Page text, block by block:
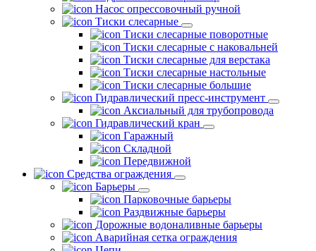
Насос опрессовочный ручной
Тиски слесарные
Тиски слесарные поворотные
Тиски слесарные с наковальней
Тиски слесарные для верстака
Тиски слесарные настольные
Тиски слесарные большие
Гидравлический пресс-инструмент
Аксиальный для трубопровода
Гидравлический кран
Гаражный
Складной
Передвижной
Средства ограждения
Барьеры
Парковочные барьеры
Раздвижные барьеры
Дорожные водоналивные барьеры
Аварийная сетка ограждения